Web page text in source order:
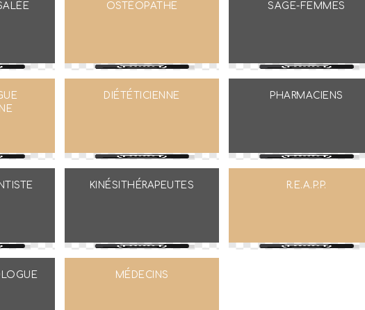
SAGE-FEMMES
PHARMACIENS
R.E.A.P.P.
OSTÉOPATHE
DIÉTÉTICIENNE
KINÉSITHÉRAPEUTES
MÉDECINS